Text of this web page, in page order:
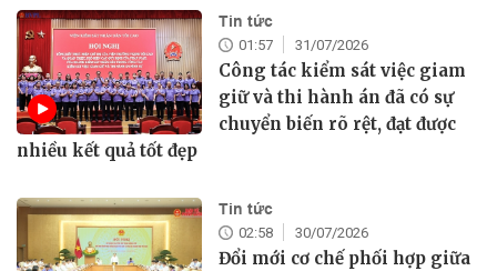
Tin tức
01:57 31/07/2026
Công tác kiểm sát việc giam
giữ và thi hành án đã có sự
chuyển biến rõ rệt, đạt được
nhiều kết quả tốt đẹp
Tin tức
02:58 30/07/2026
Đổi mới cơ chế phối hợp giữa